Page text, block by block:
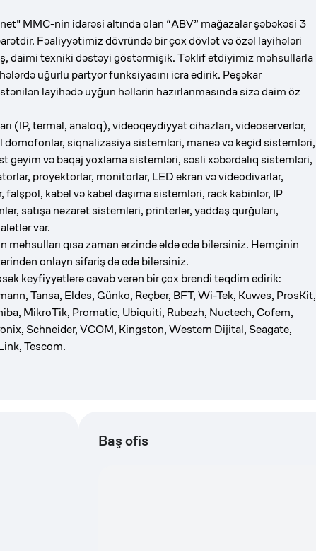
MMC-nin idarəsi altında olan “ABV” mağazalar şəbəkəsi 3
Fəaliyyətimiz dövründə bir çox dövlət və özəl layihələri
daimi texniki dəstəyi göstərmişik. Təklif etdiyimiz məhsullarla
uğurlu partyor funksiyasını icra edirik. Peşəkar
layihədə uyğun həllərin hazırlanmasında sizə daim öz
(IP, termal, analoq), videoqeydiyyat cihazları, videoserverlər,
siqnalizasiya sistemləri, maneə və keçid sistemləri,
geyim və baqaj yoxlama sistemləri, səsli xəbərdalıq sistemləri,
proyektorlar, monitorlar, LED ekran və videodivarlar,
kabel və kabel daşıma sistemləri, rack kabinlər, IP
satışa nəzarət sistemləri, printerlər, yaddaş qurğuları,
var.
məhsulları qısa zaman ərzində əldə edə bilərsiniz. Həmçinin
onlayn sifariş də edə bilərsiniz.
keyfiyyətlərə cavab verən bir çox brendi təqdim edirik:
Tansa, Eldes, Günko, Reçber, BFT, Wi-Tek, Kuwes, ProsKit,
MikroTik, Promatic, Ubiquiti, Rubezh, Nuctech, Cofem,
Schneider, VCOM, Kingston, Western Dijital, Seagate,
Tescom.
Baş ofis